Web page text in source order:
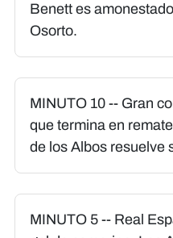
Benett es
Osorto.
MINUTO 10 -- Gran
que termina en
de los Albos resuelve
MINUTO 5 -- Real